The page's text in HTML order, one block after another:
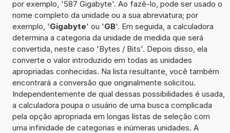
por exemplo, '587 Gigabyte'. Ao fazê-lo, pode ser usado o
nome completo da unidade ou a sua abreviatura; por
exemplo, 'Gigabyte' ou 'GB'. Em seguida, a calculadora
determina a categoria da unidade de medida que será
convertida, neste caso 'Bytes / Bits'. Depois disso, ela
converte o valor introduzido em todas as unidades
apropriadas conhecidas. Na lista resultante, você também
encontrará a conversão que originalmente solicitou.
Independentemente de qual dessas possibilidades é usada,
a calculadora poupa o usuário de uma busca complicada
pela opção apropriada em longas listas de seleção com
uma infinidade de categorias e inúmeras unidades. A